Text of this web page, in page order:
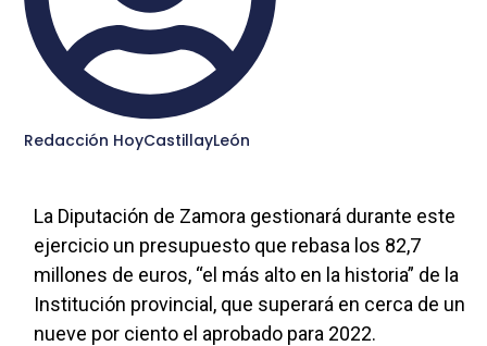
Redacción HoyCastillayLeón
La Diputación de Zamora gestionará durante este
ejercicio un presupuesto que rebasa los 82,7
millones de euros, “el más alto en la historia” de la
Institución provincial, que superará en cerca de un
nueve por ciento el aprobado para 2022.